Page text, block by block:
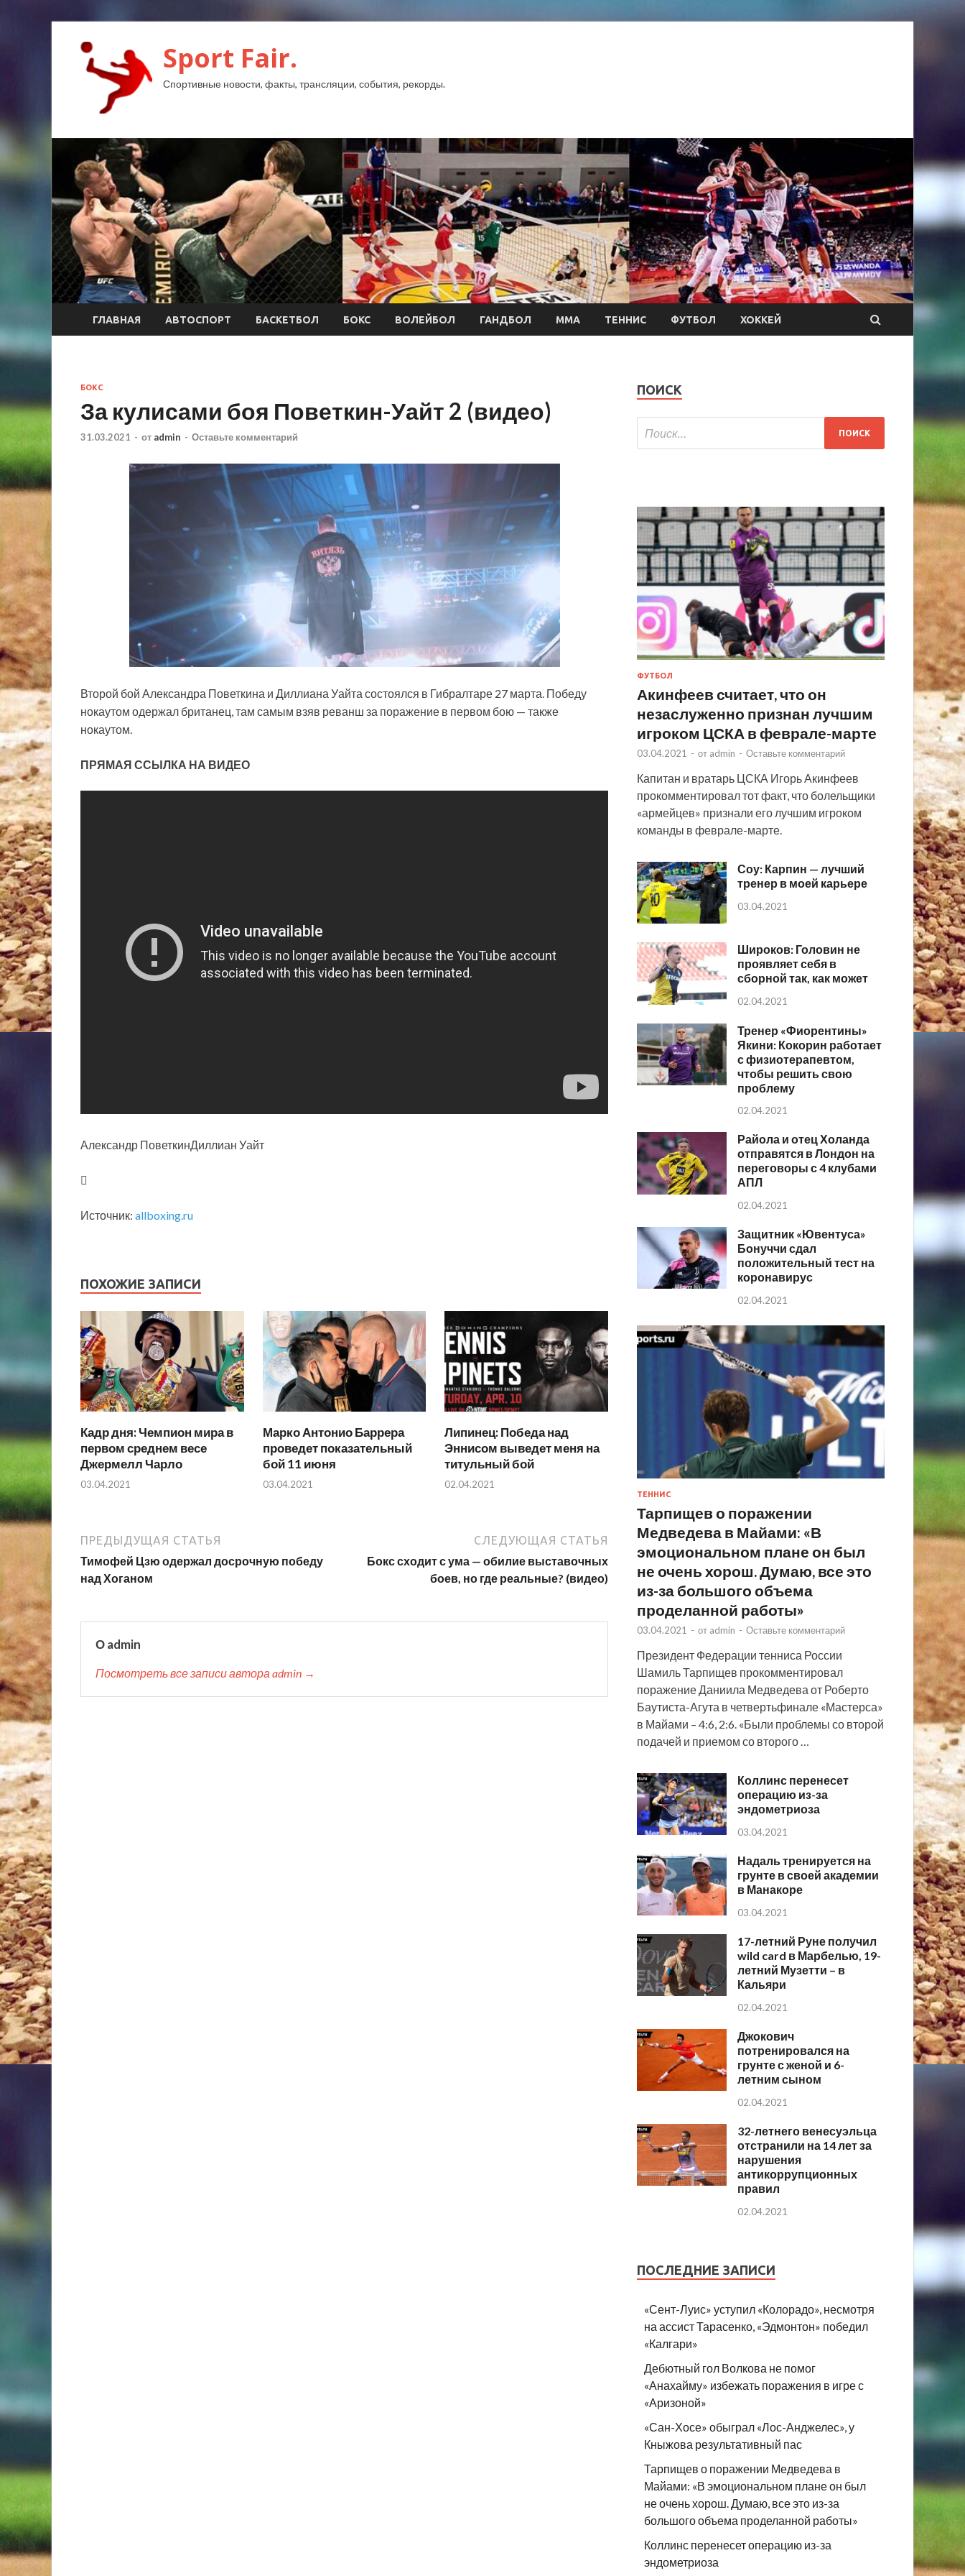
Sport Fair.
Спортивные новости, факты, трансляции, события, рекорды.
ГЛАВНАЯ АВТОСПОРТ БАСКЕТБОЛ БОКС ВОЛЕЙБОЛ ГАНДБОЛ ММА ТЕННИС ФУТБОЛ ХОККЕЙ
БОКС
За кулисами боя Поветкин-Уайт 2 (видео)
31.03.2021 - от admin - Оставьте комментарий
Второй бой Александра Поветкина и Диллиана Уайта состоялся в Гибралтаре 27 марта. Победу
нокаутом одержал британец, там самым взяв реванш за поражение в первом бою — также
нокаутом.
ПРЯМАЯ ССЫЛКА НА ВИДЕО
Александр ПоветкинДиллиан Уайт
Источник: allboxing.ru
ПОХОЖИЕ ЗАПИСИ
Кадр дня: Чемпион мира в
первом среднем весе
Джермелл Чарло
03.04.2021
Марко Антонио Баррера
проведет показательный
бой 11 июня
03.04.2021
Липинец: Победа над
Эннисом выведет меня на
титульный бой
02.04.2021
ПРЕДЫДУЩАЯ СТАТЬЯ
Тимофей Цзю одержал досрочную победу
над Хоганом
СЛЕДУЮЩАЯ СТАТЬЯ
Бокс сходит с ума — обилие выставочных
боев, но где реальные? (видео)
О admin
Посмотреть все записи автора admin →
ПОИСК
ФУТБОЛ
Акинфеев считает, что он
незаслуженно признан лучшим
игроком ЦСКА в феврале-марте
03.04.2021 - от admin - Оставьте комментарий
Капитан и вратарь ЦСКА Игорь Акинфеев
прокомментировал тот факт, что болельщики
«армейцев» признали его лучшим игроком
команды в феврале-марте.
Соу: Карпин — лучший
тренер в моей карьере
03.04.2021
Широков: Головин не
проявляет себя в
сборной так, как может
02.04.2021
Тренер «Фиорентины»
Якини: Кокорин работает
с физиотерапевтом,
чтобы решить свою
проблему
02.04.2021
Райола и отец Холанда
отправятся в Лондон на
переговоры с 4 клубами
АПЛ
02.04.2021
Защитник «Ювентуса»
Бонуччи сдал
положительный тест на
коронавирус
02.04.2021
ТЕННИС
Тарпищев о поражении
Медведева в Майами: «В
эмоциональном плане он был
не очень хорош. Думаю, все это
из-за большого объема
проделанной работы»
03.04.2021 - от admin - Оставьте комментарий
Президент Федерации тенниса России
Шамиль Тарпищев прокомментировал
поражение Даниила Медведева от Роберто
Баутиста-Агута в четвертьфинале «Мастерса»
в Майами – 4:6, 2:6. «Были проблемы со второй
подачей и приемом со второго …
Коллинс перенесет
операцию из-за
эндометриоза
03.04.2021
Надаль тренируется на
грунте в своей академии
в Манакоре
03.04.2021
17-летний Руне получил
wild card в Марбелью, 19-
летний Музетти – в
Кальяри
02.04.2021
Джокович
потренировался на
грунте с женой и 6-
летним сыном
02.04.2021
32-летнего венесуэльца
отстранили на 14 лет за
нарушения
антикоррупционных
правил
02.04.2021
ПОСЛЕДНИЕ ЗАПИСИ
«Сент-Луис» уступил «Колорадо», несмотря
на ассист Тарасенко, «Эдмонтон» победил
«Калгари»
Дебютный гол Волкова не помог
«Анахайму» избежать поражения в игре с
«Аризоной»
«Сан-Хосе» обыграл «Лос-Анджелес», у
Кныжова результативный пас
Тарпищев о поражении Медведева в
Майами: «В эмоциональном плане он был
не очень хорош. Думаю, все это из-за
большого объема проделанной работы»
Коллинс перенесет операцию из-за
эндометриоза